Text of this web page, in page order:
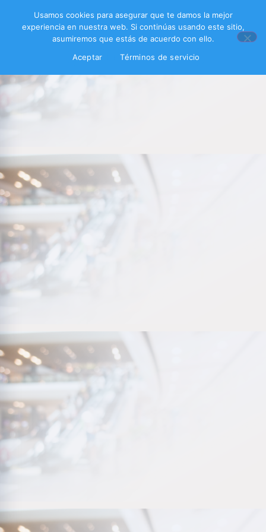
Usamos cookies para asegurar que te damos la mejor
experiencia en nuestra web. Si continúas usando este sitio,
asumiremos que estás de acuerdo con ello.
Aceptar
Términos de servicio